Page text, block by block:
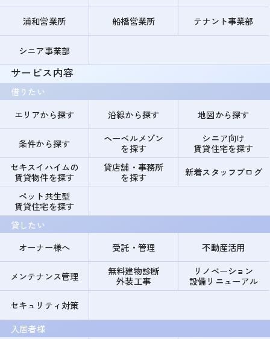
浦和営業所 船橋営業所 テナント事業部
シニア事業部
サービス内容
借りたい
エリアから探す
沿線から探す 地図から探す
条件から探す
ヘーベルメゾン
を探す
シニア向け
賃貸住宅を探す
セキスイハイムの
賃貸物件を探す
貸店舗・事務所
を探す
新着スタッフブログ
ペット共生型
賃貸住宅を探す
貸したい
オーナー様へ
受託・管理 不動産活用
メンテナンス管理
無料建物診断
外装工事
リノベーション
設備リニューアル
セキュリティ対策
入居者様